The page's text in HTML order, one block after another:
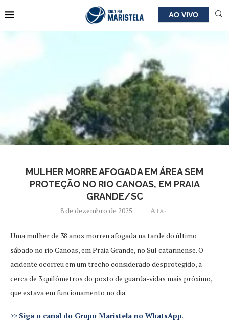
AO VIVO
MULHER MORRE AFOGADA EM ÁREA SEM
PROTEÇÃO NO RIO CANOAS, EM PRAIA
GRANDE/SC
8 de dezembro de 2025 A+A-
Uma mulher de 38 anos morreu afogada na tarde do último
sábado no rio Canoas, em Praia Grande, no Sul catarinense. O
acidente ocorreu em um trecho considerado desprotegido, a
cerca de 3 quilômetros do posto de guarda-vidas mais próximo,
que estava em funcionamento no dia.
>> Siga o canal do Grupo Maristela no WhatsApp.